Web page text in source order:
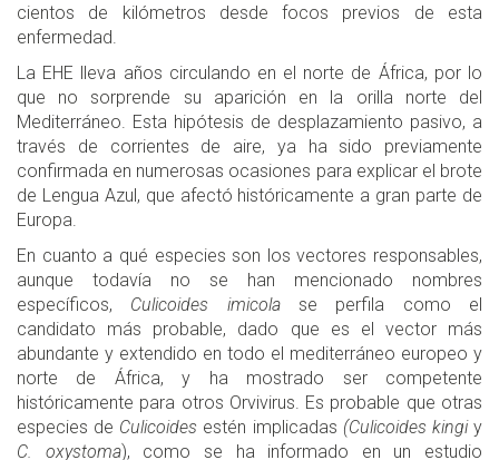
cientos de kilómetros desde focos previos de esta
enfermedad.
La EHE lleva años circulando en el norte de África, por lo
que no sorprende su aparición en la orilla norte del
Mediterráneo. Esta hipótesis de desplazamiento pasivo, a
través de corrientes de aire, ya ha sido previamente
confirmada en numerosas ocasiones para explicar el brote
de Lengua Azul, que afectó históricamente a gran parte de
Europa.
En cuanto a qué especies son los vectores responsables,
aunque todavía no se han mencionado nombres
específicos, Culicoides imicolase perfila como el
candidato más probable, dado que es el vector más
abundante y extendido en todo el mediterráneo europeo y
norte de África, y ha mostrado ser competente
históricamente para otros Orvivirus. Es probable que otras
especies de Culicoides estén implicadas (Culicoides kingiy
C. oxystoma), como se ha informado en un estudio